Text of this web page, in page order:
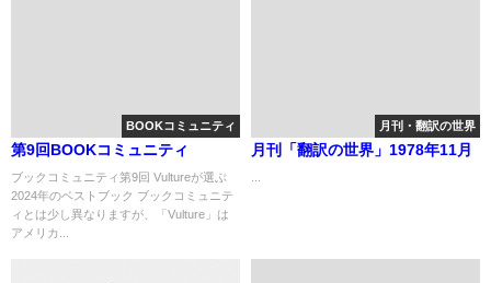
BOOKコミュニティ
第9回BOOKコミュニティ
ブックコミュニティ第9回 Vultureが選ぶ
2024年のベストブック ブックコミュニテ
ィとは少し異なりますが、「Vulture」は
アメリカ...
月刊・翻訳の世界
月刊「翻訳の世界」1978年11月